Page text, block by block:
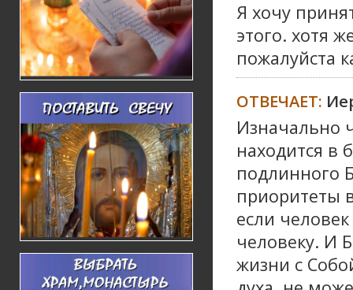
Я хочу
этого. хотя
пожалуйста
ОТВЕЧАЕТ:
Изначально
находится в
подлинного
приоритеты
если
человеку. И
жизни с